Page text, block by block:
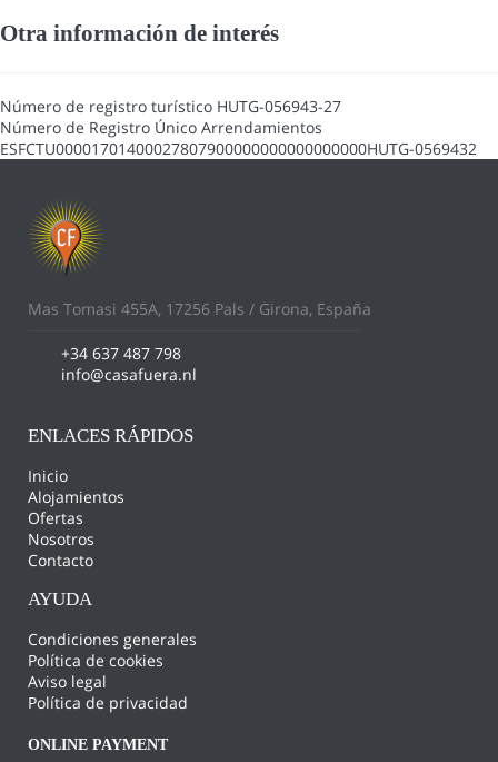
Otra información de interés
Número de registro turístico HUTG-056943-27
Número de Registro Único Arrendamientos
ESFCTU00001701400027807900000000000000000HUTG-0569432
Mas Tomasi 455A, 17256 Pals / Girona, España
+34 637 487 798
info@casafuera.nl
ENLACES RÁPIDOS
Inicio
Alojamientos
Ofertas
Nosotros
Contacto
AYUDA
Condiciones generales
Política de cookies
Aviso legal
Política de privacidad
ONLINE PAYMENT